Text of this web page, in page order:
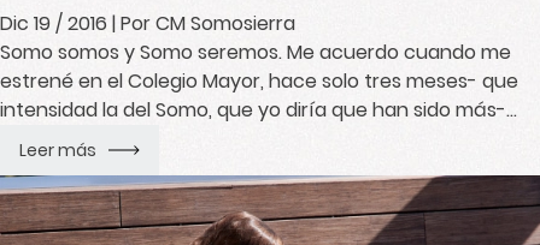
Dic 19 / 2016 | Por CM Somosierra
Somo somos y Somo seremos. Me acuerdo cuando me
estrené en el Colegio Mayor, hace solo tres meses- que
intensidad la del Somo, que yo diría que han sido más-
que cada vez que escuchaba este slogan –con mucha
de fondo como veo que lo sienten […]
Leer más